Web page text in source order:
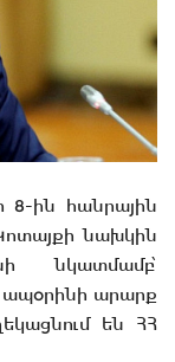
8-ին հանրային
նախկին
նկատմամբ՝
ապօրինի արարք
են ՀՀ